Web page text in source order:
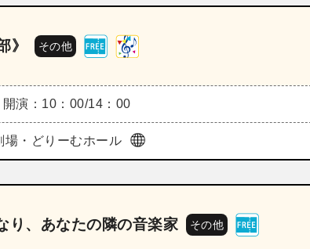
》 その他
開演：10：00/14：00
場・どりーむホール
り、あなたの隣の音楽家 その他